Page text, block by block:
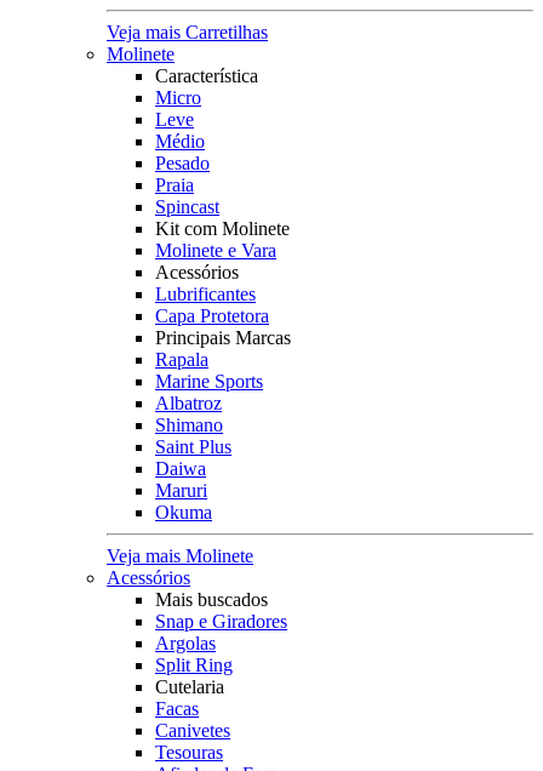
Veja mais Carretilhas
Molinete
Característica
Micro
Leve
Médio
Pesado
Praia
Spincast
Kit com Molinete
Molinete e Vara
Acessórios
Lubrificantes
Capa Protetora
Principais Marcas
Rapala
Marine Sports
Albatroz
Shimano
Saint Plus
Daiwa
Maruri
Okuma
Veja mais Molinete
Acessórios
Mais buscados
Snap e Giradores
Argolas
Split Ring
Cutelaria
Facas
Canivetes
Tesouras